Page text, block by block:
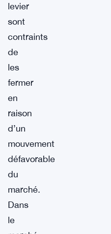
levier
sont
contraints
de
les
fermer
en
raison
d’un
mouvement
défavorable
du
marché.
Dans
le